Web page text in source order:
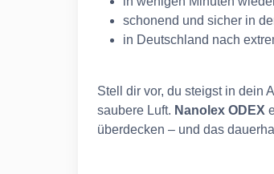
schonend und sicher in
in Deutschland nach
Stell dir vor, du steigst in dein
saubere Luft. Nanolex ODEX
überdecken – und das